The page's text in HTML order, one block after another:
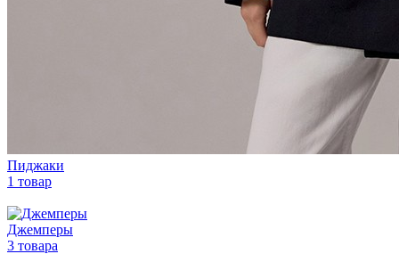
Пиджаки
1 товар
Джемперы
3 товара